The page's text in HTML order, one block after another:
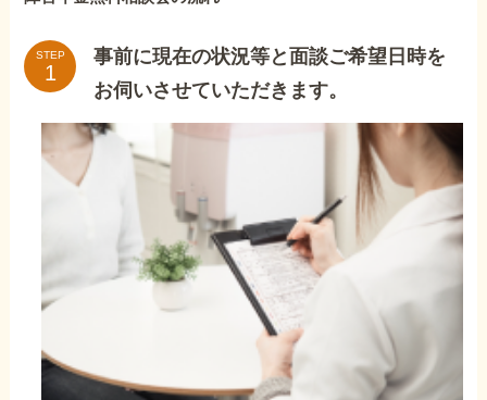
STEP
事前に現在の状況等と面談ご希望日時を
お伺いさせていただきます。